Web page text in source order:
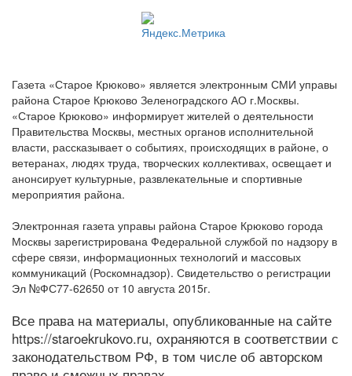
Газета «Старое Крюково» является электронным СМИ управы
района Старое Крюково Зеленоградского АО г.Москвы.
«Старое Крюково» информирует жителей о деятельности
Правительства Москвы, местных органов исполнительной
власти, рассказывает о событиях, происходящих в районе, о
ветеранах, людях труда, творческих коллективах, освещает и
анонсирует культурные, развлекательные и спортивные
мероприятия района.
Электронная газета управы района Старое Крюково города
Москвы зарегистрирована Федеральной службой по надзору в
сфере связи, информационных технологий и массовых
коммуникаций (Роскомнадзор). Свидетельство о регистрации
Эл №ФС77-62650 от 10 августа 2015г.
Все права на материалы, опубликованные на сайте
https://staroekrukovo.ru, охраняются в соответствии с
законодательством РФ, в том числе об авторском